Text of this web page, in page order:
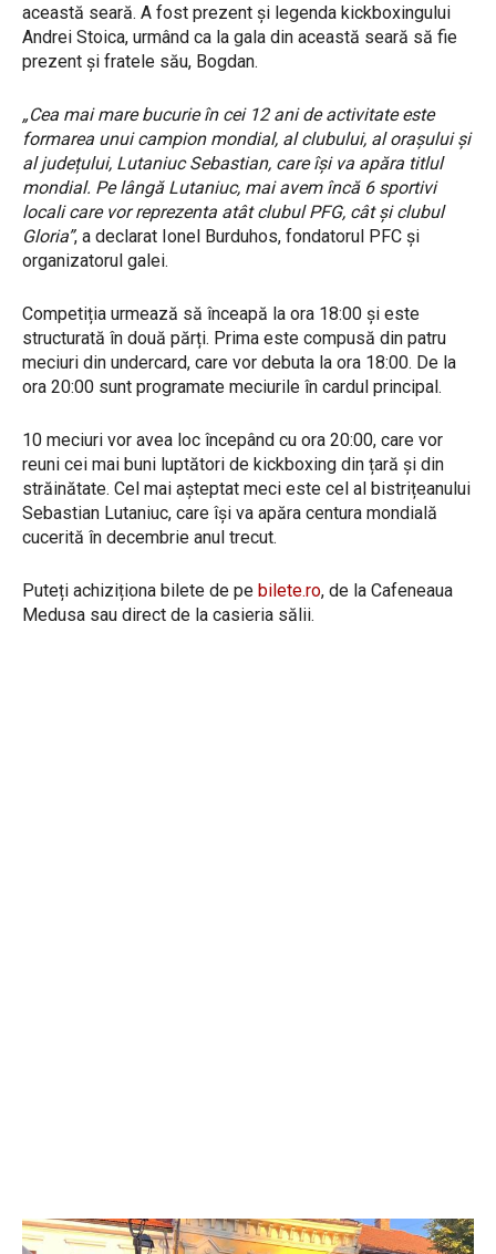
această seară. A fost prezent și legenda kickboxingului
Andrei Stoica, urmând ca la gala din această seară să fie
prezent și fratele său, Bogdan.
„Cea mai mare bucurie în cei 12 ani de activitate este
formarea unui campion mondial, al clubului, al orașului și
al județului, Lutaniuc Sebastian, care își va apăra titlul
mondial. Pe lângă Lutaniuc, mai avem încă 6 sportivi
locali care vor reprezenta atât clubul PFG, cât și clubul
Gloria”, a declarat Ionel Burduhos, fondatorul PFC și
organizatorul galei.
Competiția urmează să înceapă la ora 18:00 și este
structurată în două părți. Prima este compusă din patru
meciuri din undercard, care vor debuta la ora 18:00. De la
ora 20:00 sunt programate meciurile în cardul principal.
10 meciuri vor avea loc începând cu ora 20:00, care vor
reuni cei mai buni luptători de kickboxing din țară și din
străinătate. Cel mai așteptat meci este cel al bistrițeanului
Sebastian Lutaniuc, care își va apăra centura mondială
cucerită în decembrie anul trecut.
Puteți achiziționa bilete de pe bilete.ro, de la Cafeneaua
Medusa sau direct de la casieria sălii.